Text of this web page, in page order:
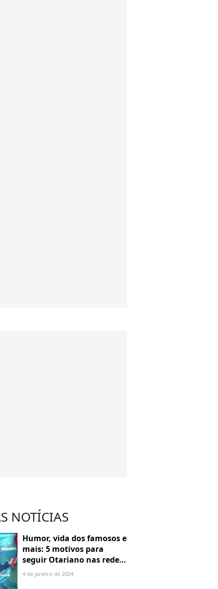
NOTÍCIAS
Humor, vida dos famosos e
mais: 5 motivos para
seguir Otariano nas redes
sociais
4 de janeiro de 2024